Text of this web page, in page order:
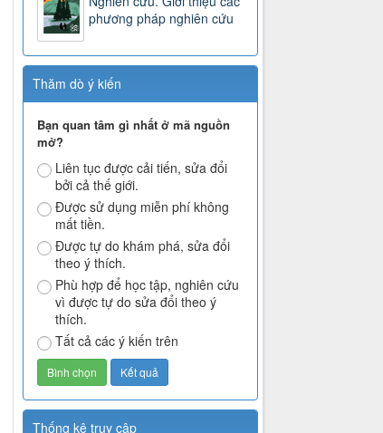
phương pháp nghiên cứu
Thăm dò ý kiến
Bạn quan tâm gì nhất ở mã nguồn
mở?
Liên tục được cải tiến, sửa đổi
bởi cả thế giới.
Được sử dụng miễn phí không
mất tiền.
Được tự do khám phá, sửa đổi
theo ý thích.
Phù hợp để học tập, nghiên cứu
vì được tự do sửa đổi theo ý
thích.
Tất cả các ý kiến trên
Thống kê truy cập